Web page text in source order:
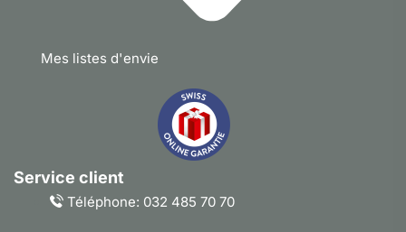
Mes listes d'envie
Service client
Téléphone: 032 485 70 70